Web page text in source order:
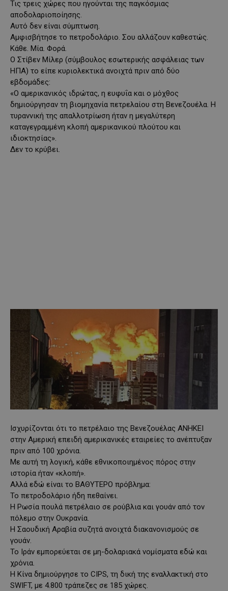
Τις τρεις χώρες που ηγούνται της παγκόσμιας
αποδολαριοποίησης.
Αυτό δεν είναι σύμπτωση.
Αμφισβήτησε το πετροδολάριο. Σου αλλάζουν καθεστώς.
Κάθε. Μία. Φορά.
Ο Στίβεν Μίλερ (σύμβουλος εσωτερικής ασφάλειας των
ΗΠΑ) το είπε κυριολεκτικά ανοιχτά πριν από δύο
εβδομάδες:
«Ο αμερικανικός ιδρώτας, η ευφυΐα και ο μόχθος
δημιούργησαν τη βιομηχανία πετρελαίου στη Βενεζουέλα. Η
τυραννική της απαλλοτρίωση ήταν η μεγαλύτερη
καταγεγραμμένη κλοπή αμερικανικού πλούτου και
ιδιοκτησίας».
Δεν το κρύβει.
Ισχυρίζονται ότι το πετρέλαιο της Βενεζουέλας ΑΝΗΚΕΙ
στην Αμερική επειδή αμερικανικές εταιρείες το ανέπτυξαν
πριν από 100 χρόνια.
Με αυτή τη λογική, κάθε εθνικοποιημένος πόρος στην
ιστορία ήταν «κλοπή».
Αλλά εδώ είναι το ΒΑΘΥΤΕΡΟ πρόβλημα:
Το πετροδολάριο ήδη πεθαίνει.
Η Ρωσία πουλά πετρέλαιο σε ρούβλια και γουάν από τον
πόλεμο στην Ουκρανία.
Η Σαουδική Αραβία συζητά ανοιχτά διακανονισμούς σε
γουάν.
Το Ιράν εμπορεύεται σε μη-δολαριακά νομίσματα εδώ και
χρόνια.
Η Κίνα δημιούργησε το CIPS, τη δική της εναλλακτική στο
SWIFT, με 4.800 τράπεζες σε 185 χώρες.